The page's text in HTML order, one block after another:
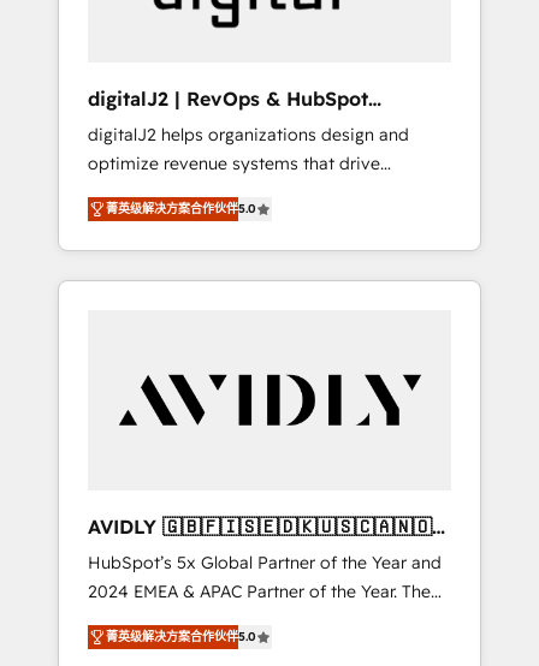
digitalJ2 | RevOps & HubSpot
Implementations
digitalJ2 helps organizations design and
optimize revenue systems that drive
scalable, predictable growth. As a triple-
accredited HubSpot Solutions Partner, we
specialize in both strategic RevOps planning
and hands-on technical execution - building
Services - Managed IT (MSP) - Franchises -
Professional Services - And more! How we
Custom integrations and workflow
automation ✔️ User adoption programs,
training, and enablement Through project-
based engagements and ongoing RevOps
partnerships, we guide organizations through
菁英级解决方案合作伙伴5.0
AVIDLY 🇬🇧🇫🇮🇸🇪🇩🇰🇺🇸🇨🇦🇳🇴
🇩🇪🇦🇺🇳🇿
HubSpot’s 5x Global Partner of the Year and
2024 EMEA & APAC Partner of the Year. The
world’s most experienced and fully
accredited HubSpot Solutions Partner. 🚀
菁英级解决方案合作伙伴5.0